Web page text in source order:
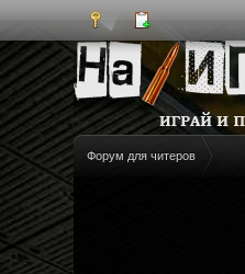
Форум для читеров